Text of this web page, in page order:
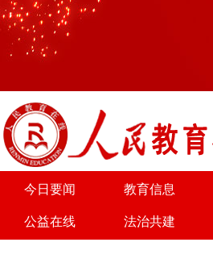
今日要闻 教育信息
公益在线 法治共建